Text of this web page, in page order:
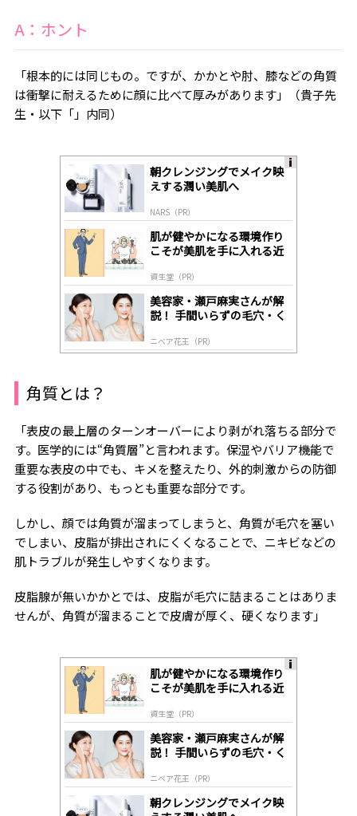
A：ホント
「根本的には同じもの。ですが、かかとや肘、膝などの角質
は衝撃に耐えるために顔に比べて厚みがあります」（貴子先
生・以下「」内同）
朝クレンジングでメイク映
えする潤い美肌へ
NARS（PR）
肌が健やかになる環境作り
こそが美肌を手に入れる近
資生堂（PR）
美容家・瀬戸麻実さんが解
説！ 手間いらずの毛穴・く
ニベア花王（PR）
角質とは？
「表皮の最上層のターンオーバーにより剥がれ落ちる部分で
す。医学的には“角質層”と言われます。保湿やバリア機能で
重要な表皮の中でも、キメを整えたり、外的刺激からの防御
する役割があり、もっとも重要な部分です。
しかし、顔では角質が溜まってしまうと、角質が毛穴を塞い
でしまい、皮脂が排出されにくくなることで、ニキビなどの
肌トラブルが発生しやすくなります。
皮脂腺が無いかかとでは、皮脂が毛穴に詰まることはありま
せんが、角質が溜まることで皮膚が厚く、硬くなります」
肌が健やかになる環境作り
こそが美肌を手に入れる近
資生堂（PR）
美容家・瀬戸麻実さんが解
説！ 手間いらずの毛穴・く
ニベア花王（PR）
朝クレンジングでメイク映